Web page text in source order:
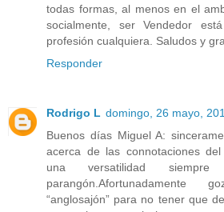
todas formas, al menos en el
socialmente, ser Vendedor
profesión cualquiera. Saludos y
Responder
Rodrigo L domingo, 26 mayo,
Buenos días Miguel A:
acerca de las connotaciones del
una versatilidad
parangón.Afortunadamente
“anglosajón” para no tener que